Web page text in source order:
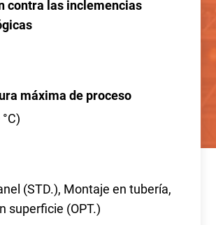
contra las inclemencias
máxima de proceso
(STD.), Montaje en tubería,
superficie (OPT.)